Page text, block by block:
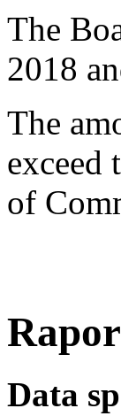
The
2018
The
exceed
of
Data